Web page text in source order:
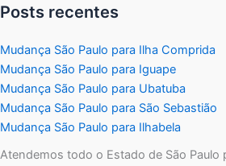
Posts recentes
Mudança São Paulo para Ilha Comprida
Mudança São Paulo para Iguape
Mudança São Paulo para Ubatuba
Mudança São Paulo para São Sebastião
Mudança São Paulo para Ilhabela
Atendemos todo o Estado de São Paulo